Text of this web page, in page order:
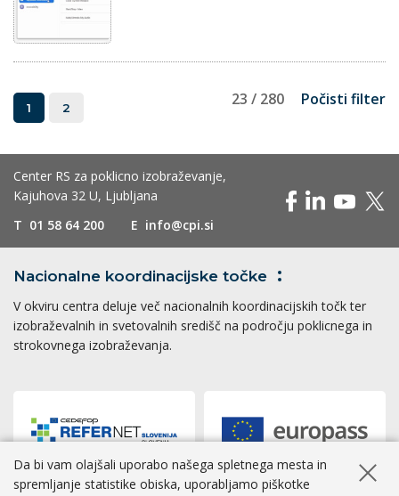
1 2 23 / 280 Počisti filter
Center RS za poklicno izobraževanje,
Kajuhova 32 U, Ljubljana
T 01 58 64 200 E info@cpi.si
Nacionalne koordinacijske točke
V okviru centra deluje več nacionalnih koordinacijskih točk ter
izobraževalnih in svetovalnih središč na področju poklicnega in
strokovnega izobraževanja.
Skrij
Da bi vam olajšali uporabo našega spletnega mesta in
spremljanje statistike obiska, uporabljamo piškotke